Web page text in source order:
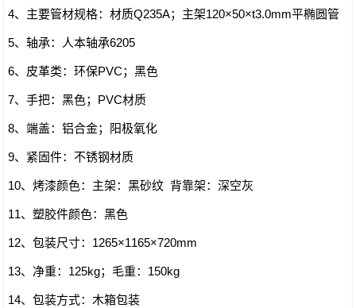
4、主要管材规格：材质Q235A；主架120×50×t3.0mm平椭圆管
5、轴承：人本轴承6205
6、皮革类：环保PVC；黑色
7、手把：黑色；PVC材质
8、端盖：铝合金；阳极氧化
9、紧固件：不锈钢材质
10、烤漆颜色：主架：黑砂纹 背靠架：深空灰
11、塑胶件颜色：黑色
12、包装尺寸：1265×1165×720mm
13、净重：125kg；毛重：150kg
14、包装方式：木箱包装